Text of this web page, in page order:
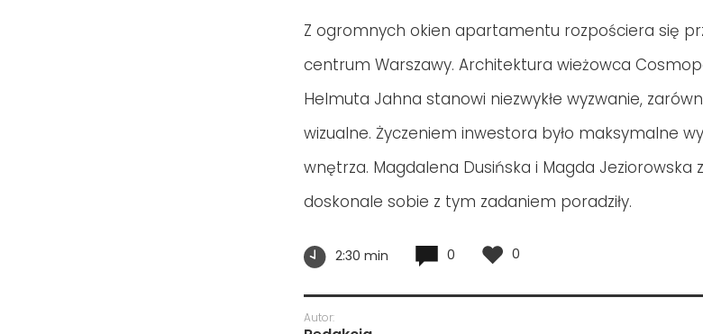
Z ogromnych okien apartamentu rozpościera się
centrum Warszawy. Architektura wieżowca
Helmuta Jahna stanowi niezwykłe wyzwanie,
wizualne. Życzeniem inwestora było maksymalne
wnętrza. Magdalena Dusińska i Magda Jeziorowska
doskonale sobie z tym zadaniem poradziły.
2:30 min 0 0
Autor: